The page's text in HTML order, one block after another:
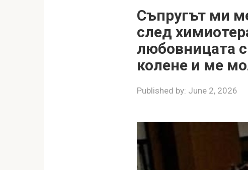
Съпругът ми
след
любовницата
колене и ме
Published by: June 2, 2026